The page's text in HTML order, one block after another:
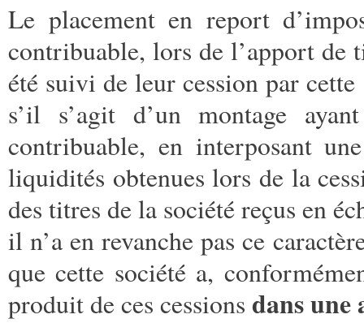
Le placement en report
contribuable, lors de l’apport de
été suivi de leur cession par
s’il s’agit d’un montage
contribuable, en interposant
liquidités obtenues lors de la
des titres de la société reçus en
il n’a en revanche pas ce
que cette société a,
produit de ces cessions dans une